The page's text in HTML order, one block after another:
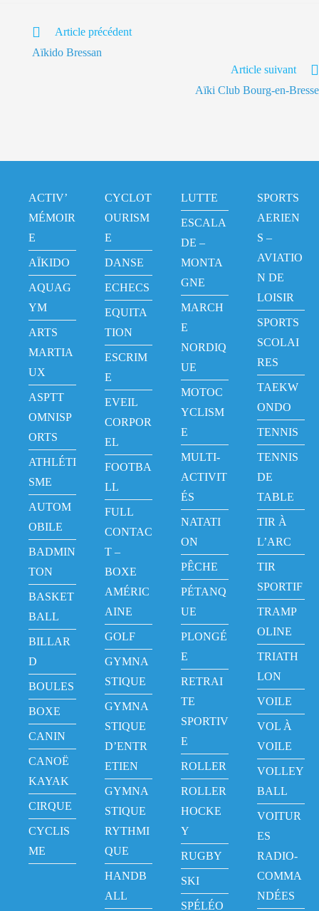
Article précédent
Aïkido Bressan
Article suivant
Aïki Club Bourg-en-Bresse
ACTIV’
MÉMOIR
E
AÏKIDO
AQUAG
YM
ARTS
MARTIA
UX
ASPTT
OMNISP
ORTS
ATHLÉTI
SME
AUTOM
OBILE
BADMIN
TON
BASKET
BALL
BILLAR
D
BOULES
BOXE
CANIN
CANOË
KAYAK
CIRQUE
CYCLIS
ME
CYCLOT
OURISM
E
DANSE
ECHECS
EQUITA
TION
ESCRIM
E
EVEIL
CORPOR
EL
FOOTBA
LL
FULL
CONTAC
T –
BOXE
AMÉRIC
AINE
GOLF
GYMNA
STIQUE
GYMNA
STIQUE
D’ENTR
ETIEN
GYMNA
STIQUE
RYTHMI
QUE
HANDB
ALL
LUTTE
ESCALA
DE –
MONTA
GNE
MARCH
E
NORDIQ
UE
MOTOC
YCLISM
E
MULTI-
ACTIVIT
ÉS
NATATI
ON
PÊCHE
PÉTANQ
UE
PLONGÉ
E
RETRAI
TE
SPORTIV
E
ROLLER
ROLLER
HOCKE
Y
RUGBY
SKI
SPÉLÉO
SPORTS
AERIEN
S –
AVIATIO
N DE
LOISIR
SPORTS
SCOLAI
RES
TAEKW
ONDO
TENNIS
TENNIS
DE
TABLE
TIR À
L’ARC
TIR
SPORTIF
TRAMP
OLINE
TRIATH
LON
VOILE
VOL À
VOILE
VOLLEY
BALL
VOITUR
ES
RADIO-
COMMA
NDÉES